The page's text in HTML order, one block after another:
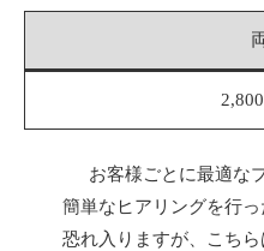
お客様ごとに最適な
簡単なヒアリングを行っ
恐れ入りますが、こちら